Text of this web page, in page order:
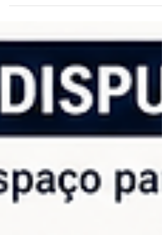
marcado, ao mesmo tempo, pela polarização
ocaso das principais famílias políticas do
menos, as eleições municipais de 2020 -, e
coroação de uma trajetória acentuada de
conversão à direita do padrão de voto
amapaense. Território federal até 1988